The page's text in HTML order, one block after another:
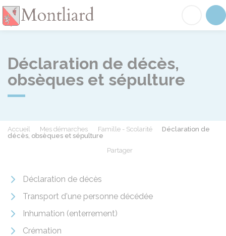
Déclaration de décès,
obsèques et sépulture
Accueil Mes démarches Famille - Scolarité
Déclaration de
décès, obsèques et sépulture
Partager
Déclaration de décès
Transport d'une personne décédée
Inhumation (enterrement)
Crémation